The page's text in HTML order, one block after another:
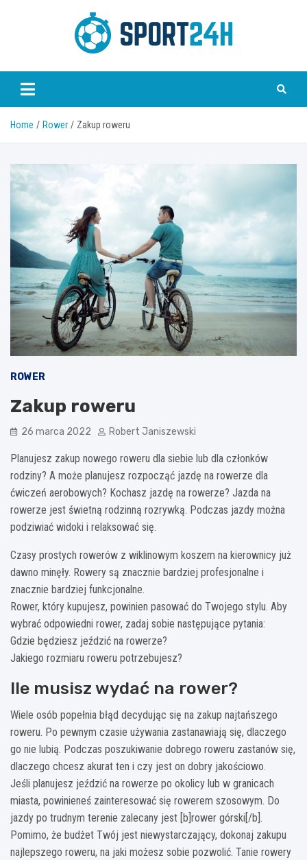
Sport 24h
Home Rower Zakup roweru
ROWER
Zakup roweru
26 marca 2022 Robert Janiszewski
Planujesz zakup nowego roweru dla siebie lub dla członków
rodziny? A może planujesz rozpocząć jazdę na rowerze dla
ćwiczeń aerobowych? Kochasz jazdę na rowerze? Jazda na
rowerze jest świetną rodzinną rozrywką. Podczas jazdy można
podziwiać widoki i relaksować się.
Czasy prostych rowerów z wiklinowym koszem na kierownicy już
dawno minęły. Rowery są znacznie bardziej profesjonalne i
znacznie bardziej funkcjonalne.
Rower, który kupujesz, powinien pasować do Twojego stylu. Aby
wybrać odpowiedni rower, zadaj sobie następujące pytania:
Gdzie będziesz jeździć na rowerze?
Jakiego rozmiaru roweru potrzebujesz?
Ile musisz wydać na rower?
Wiele osób popełnia błąd decydując się na zakup najtańszego
roweru. Po pewnym czasie używania zastanawiają się, dlaczego
go nie lubią. Podczas poszukiwanie dobrego roweru zastanów się,
dlaczego chcesz akurat ten i czy jest on dobry jakościowo.
Jeśli planujesz jeździć na rowerze po okolicy lub w granicach
miasta, powinieneś zainteresować się rowerem szosowym. Do
jazdy po trudnym terenie zalecany jest [b]rower górski[/b].
Pomimo, że budżet Twój jest niewystarczający, dokonaj zakupu
najlepszego roweru, na jaki możesz sobie pozwolić. Tanie rowery